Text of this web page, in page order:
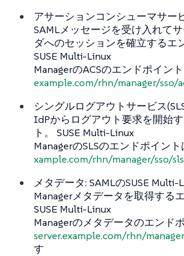
アサーションコンシューマサー
SAMLメッセージを受け入れて
ダへのセッションを確立するエ
SUSE Multi-Linux
ManagerのACSのエンドポイン
example.com/rhn/manager/sso/
シングルログアウトサービス
IdPからログアウト要求を開始
ト。 SUSE Multi-Linux
ManagerのSLSのエンドポイント
xample.com/rhn/manager/sso/sls
メタデータ: SAMLのSUSE Multi-
Managerメタデータを取得する
SUSE Multi-Linux
Managerのメタデータのエンド
server.example.com/rhn/
す